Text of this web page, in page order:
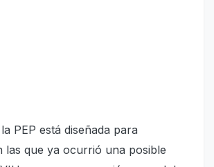
PEP está diseñada para
las que ya ocurrió una posible